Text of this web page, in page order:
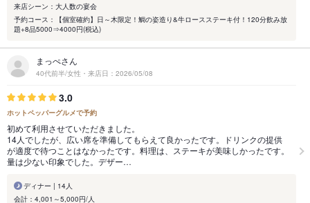
来店シーン：大人数の宴会
予約コース：【個室確約】日～木限定！鯛の姿造り&牛ロースステーキ付！120分飲み放
題+8品5000⇒4000円(税込)
まっぺさん
40代前半/女性・来店日：2026/05/08
3.0
ホットペッパーグルメで予約
初めて利用させていただきました。
14人でしたが、広い席を準備してもらえて良かったです。ドリンクの提供
が適度で待つことはなかったです。料理は、ステーキが美味しかったです。
量は少ない印象でした。デザー…
ディナー | 14人
会計：4,001～5,000円/人